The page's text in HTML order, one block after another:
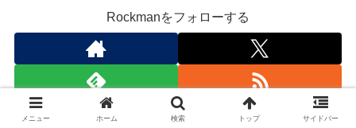
Rockmanをフォローする
メニュー ホーム 検索 トップ サイドバー